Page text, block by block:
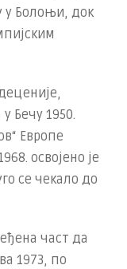
у Болоњи, док
Бечу 1950.
Европе
освојено је
се чекало до
част да
1973, по